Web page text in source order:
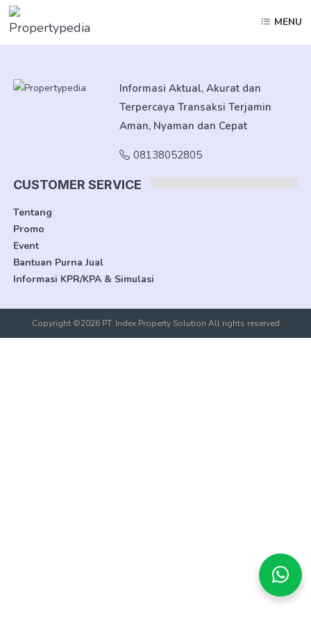
MENU
Informasi Aktual, Akurat dan
Terpercaya Transaksi Terjamin
Aman, Nyaman dan Cepat
08138052805
CUSTOMER SERVICE
Tentang
Promo
Event
Bantuan Purna Jual
Informasi KPR/KPA & Simulasi
Copyright ©2026 PT. Index Property Solution All rights reserved